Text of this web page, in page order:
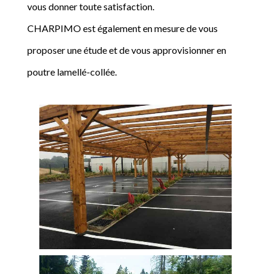
vous donner toute satisfaction.
CHARPIMO est également en mesure de vous
proposer une étude et de vous approvisionner en
poutre lamellé-collée.